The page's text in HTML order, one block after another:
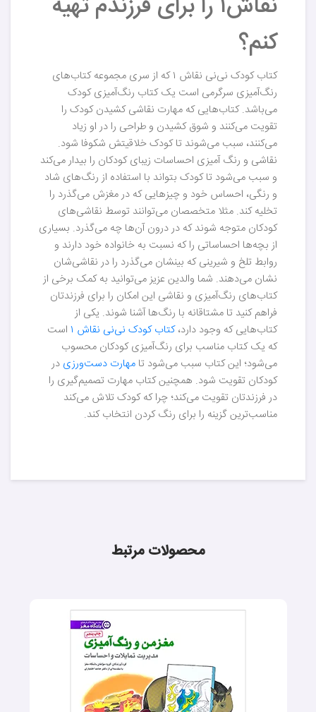
کنم؟
کتاب کودک نی‌نی نقاش ۱ که از سری مجموعه کتاب‌های
رنگ‌آمیزی سرگرمی است یک کتاب رنگ‌آمیزی کودک
می‌باشد. کتاب‌هایی که مهارت‌ نقاشی کشیدن کودک را
تقویت می‌کنند و شوق کشیدن و طراحی را در او زیاد
می‌کنند، سبب می‌شوند تا کودک خلاقیتش شکوفا شود.
نقاشی و رنگ ‌آمیزی احساسات زیبای کودکان را بیدار می‌کند
و سبب می‌شود تا کودک بتواند با استفاده از رنگ‌های شاد
و رنگی، احساس خود و چیزهایی که در مغزش می‌گذرد را
تخلیه کند. مثلا متخصصان می‌توانند توسط نقاشی‌های
کودکان متوجه شوند که در درون آن‌ها چه می‌گذرد. بسیاری
از بچه‌ها احساساتی را که نسبت به خانواده خود دارند و
روابط تلخ و شیرینی که بینشان می‌گذرد را در نقاشی‌شان
نشان می‌دهند. شما والدین عزیز می‌توانید به کمک برخی از
کتاب‌های رنگ‌آمیزی و نقاشی این امکان را برای فرزندتان
فراهم کنید تا مشتاقانه با رنگ‌ها آشنا شوند. یکی از
کتاب‌هایی که وجود دارد،کتاب کودک نی‌نی نقاش ۱
است
که یک کتاب مناسب برای رنگ‌آمیزی کودکان محسوب
می‌شود؛ این کتاب سبب می‌شود تا مهارت دست‌ورزی در
کودکان تقویت شود. همچنین کتاب مهارت تصمیم‌گیری را
در فرزندتان تقویت می‌کند؛ چرا که کودک تلاش می‌کند
مناسب‌ترین گزینه را برای رنگ کردن انتخاب کند.
محصولات مرتبط